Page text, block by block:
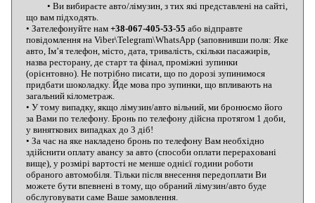
• Ви вибираєте авто/лімузин, з тих які представлені на сайті,
що вам підходять.
• Зателефонуйте нам+38-067-405-53-55або відправте
повідомлення на Viber\Telegram\WhatsApp (заповнивши поля: Яке
авто, Ім’я телефон, місто, дата, тривалість, скільки пасажирів,
назва ресторану, де старт та фінал, проміжні зупинки
(орієнтовно). Не потрібно писати, що по дорозі зупинимося
придбати шоколадку. Йде мова про зупинки, що впливають на
загальний кілометраж.
• У тому випадку, якщо лімузин/авто вільний, ми бронюємо його
за Вами по телефону. Бронь по телефону дійсна протягом 1 доби,
у виняткових випадках до 3 діб!
• За час на яке накладено бронь по телефону Вам необхідно
здійснити оплату авансу за авто (способи оплати перераховані
вище), у розмірі вартості не менше однієї години роботи
обраного автомобіля. Тільки після внесення передоплати Ви
можете бути впевнені в тому, що обраний лімузин/авто буде
обслуговувати саме Ваше замовлення.